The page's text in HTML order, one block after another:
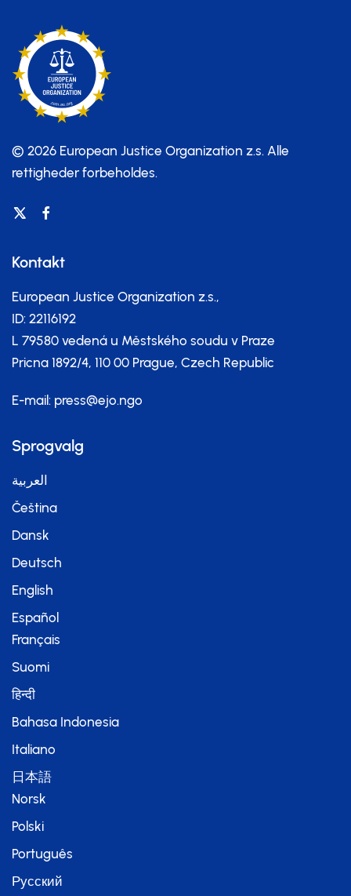
© 2026 European Justice Organization z.s. Alle
rettigheder forbeholdes.
Kontakt
European Justice Organization z.s.,
ID: 22116192
L 79580 vedená u Městského soudu v Praze
Pricna 1892/4, 110 00 Prague, Czech Republic
E-mail: press@ejo.ngo
Sprogvalg
العربية
Čeština
Dansk
Deutsch
English
Español
Français
Suomi
हिन्दी
Bahasa Indonesia
Italiano
日本語
Norsk
Polski
Português
Русский